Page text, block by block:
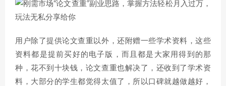
用户除了提供论文查重以外，还附赠一些学术资料，这些
资料都是提前买好的电子版，而且都是大家用得到的那
种，花不到十块钱，论文查重也解决了，还收到了学术资
料，大部分的学生都觉得太值了，所以口碑就越做越好，